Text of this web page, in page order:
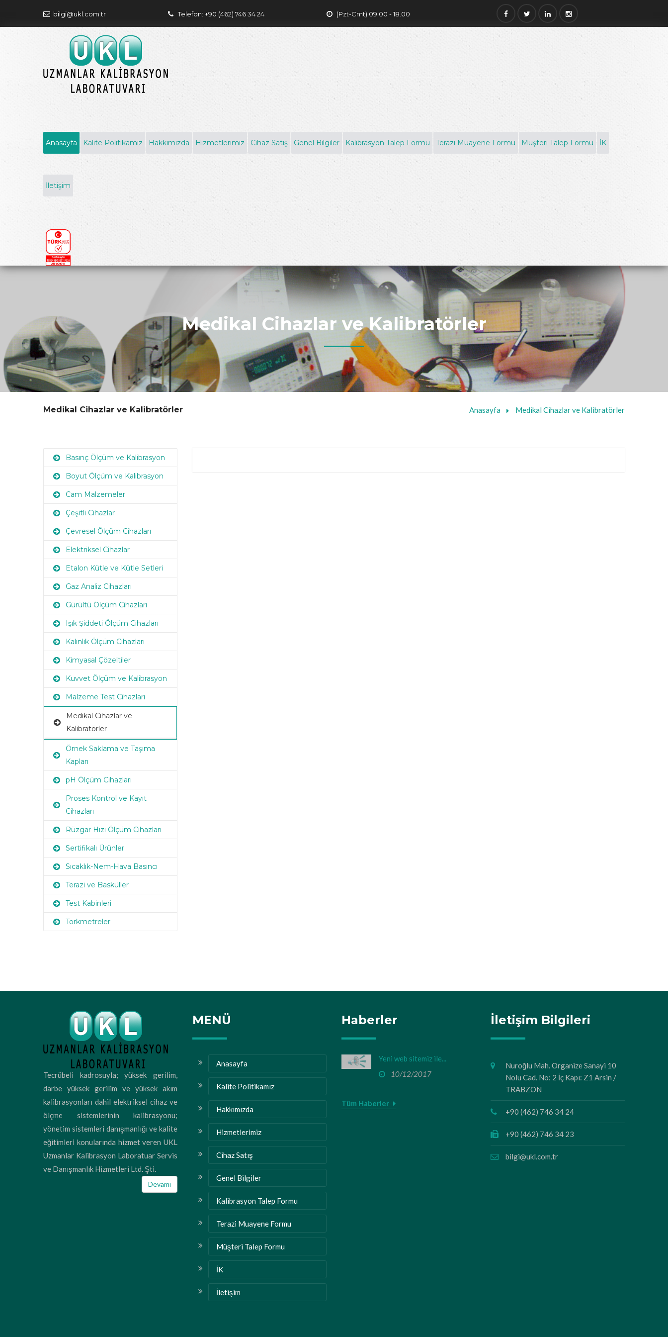
bilgi@ukl.com.tr Telefon: +90 (462) 746 34 24 (Pzt-Cmt) 09.00 - 18.00
Anasayfa Kalite Politikamız Hakkımızda Hizmetlerimiz Cihaz Satış Genel Bilgiler Kalibrasyon Talep Formu Terazi Muayene Formu Müşteri Talep Formu İK
İletişim
Medikal Cihazlar ve Kalibratörler
Medikal Cihazlar ve Kalibratörler Anasayfa Medikal Cihazlar ve Kalibratörler
Basınç Ölçüm ve Kalibrasyon
Boyut Ölçüm ve Kalibrasyon
Cam Malzemeler
Çeşitli Cihazlar
Çevresel Ölçüm Cihazları
Elektriksel Cihazlar
Etalon Kütle ve Kütle Setleri
Gaz Analiz Cihazları
Gürültü Ölçüm Cihazları
Işık Şiddeti Ölçüm Cihazları
Kalınlık Ölçüm Cihazları
Kimyasal Çözeltiler
Kuvvet Ölçüm ve Kalibrasyon
Malzeme Test Cihazları
Medikal Cihazlar ve
Kalibratörler
Örnek Saklama ve Taşıma
Kapları
pH Ölçüm Cihazları
Proses Kontrol ve Kayıt
Cihazları
Rüzgar Hızı Ölçüm Cihazları
Sertifikalı Ürünler
Sıcaklık-Nem-Hava Basıncı
Terazi ve Basküller
Test Kabinleri
Torkmetreler
Tecrübeli kadrosuyla; yüksek gerilim,
darbe yüksek gerilim ve yüksek akım
kalibrasyonları dahil elektriksel cihaz ve
ölçme sistemlerinin kalibrasyonu;
yönetim sistemleri danışmanlığı ve kalite
eğitimleri konularında hizmet veren UKL
Uzmanlar Kalibrasyon Laboratuar Servis
ve Danışmanlık Hizmetleri Ltd. Şti.
Devamı
MENÜ
Anasayfa
Kalite Politikamız
Hakkımızda
Hizmetlerimiz
Cihaz Satış
Genel Bilgiler
Kalibrasyon Talep Formu
Terazi Muayene Formu
Müşteri Talep Formu
İK
İletişim
Haberler
Yeni web sitemiz ile...
10/12/2017
Tüm Haberler
İletişim Bilgileri
Nuroğlu Mah. Organize Sanayi 10
Nolu Cad. No: 2 İç Kapı: Z1 Arsin /
TRABZON
+90 (462) 746 34 24
+90 (462) 746 34 23
bilgi@ukl.com.tr